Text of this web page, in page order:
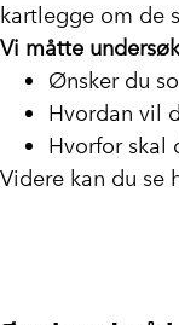
kartlegge om de
Vi måtte
Ønsker du
Hvordan vil
Hvorfor skal
Videre kan du se